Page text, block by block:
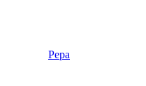
Pepa